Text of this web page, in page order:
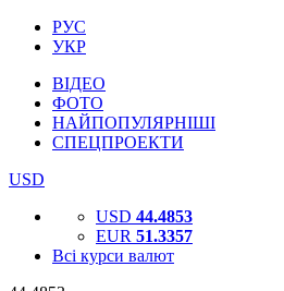
РУС
УКР
ВІДЕО
ФОТО
НАЙПОПУЛЯРНІШІ
СПЕЦПРОЕКТИ
USD
USD 44.4853
EUR 51.3357
Всі курси валют